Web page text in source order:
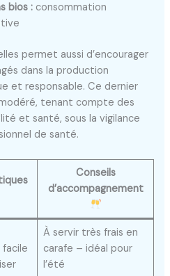
bios : consommation
permet aussi d’encourager
dans la production
et responsable. Ce dernier
tenant compte des
et santé, sous la vigilance
de santé.
Conseils
d’accompagnement
À servir très frais en
carafe – idéal pour
l’été